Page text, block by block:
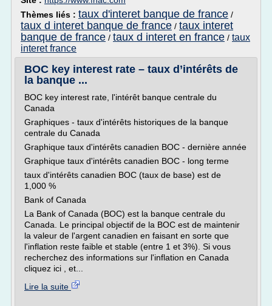
Thèmes liés : taux d'interet banque de france /
taux d interet banque de france / taux interet
banque de france / taux d interet en france / taux
interet france
BOC key interest rate – taux d’intérêts de
la banque ...
BOC key interest rate, l'intérêt banque centrale du
Canada
Graphiques - taux d'intérêts historiques de la banque
centrale du Canada
Graphique taux d'intérêts canadien BOC - dernière année
Graphique taux d'intérêts canadien BOC - long terme
taux d'intérêts canadien BOC (taux de base) est de
1,000 %
Bank of Canada
La Bank of Canada (BOC) est la banque centrale du
Canada. Le principal objectif de la BOC est de maintenir
la valeur de l'argent canadien en faisant en sorte que
l'inflation reste faible et stable (entre 1 et 3%). Si vous
recherchez des informations sur l'inflation en Canada
cliquez ici , et...
Lire la suite